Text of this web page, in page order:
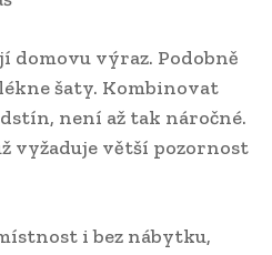
domovu výraz. Podobně
šaty. Kombinovat
není až tak náročné.
vyžaduje větší pozornost
i bez nábytku,